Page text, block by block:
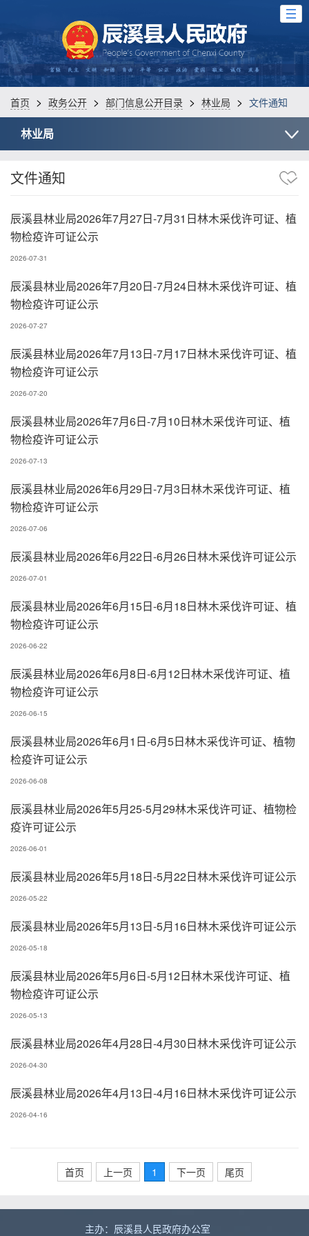
首页 > 政务公开 > 部门信息公开目录 > 林业局 > 文件通知
林业局
文件通知
辰溪县林业局2026年7月27日-7月31日林木采伐许可证、植
物检疫许可证公示
2026-07-31
辰溪县林业局2026年7月20日-7月24日林木采伐许可证、植
物检疫许可证公示
2026-07-27
辰溪县林业局2026年7月13日-7月17日林木采伐许可证、植
物检疫许可证公示
2026-07-20
辰溪县林业局2026年7月6日-7月10日林木采伐许可证、植
物检疫许可证公示
2026-07-13
辰溪县林业局2026年6月29日-7月3日林木采伐许可证、植
物检疫许可证公示
2026-07-06
辰溪县林业局2026年6月22日-6月26日林木采伐许可证公示
2026-07-01
辰溪县林业局2026年6月15日-6月18日林木采伐许可证、植
物检疫许可证公示
2026-06-22
辰溪县林业局2026年6月8日-6月12日林木采伐许可证、植
物检疫许可证公示
2026-06-15
辰溪县林业局2026年6月1日-6月5日林木采伐许可证、植物
检疫许可证公示
2026-06-08
辰溪县林业局2026年5月25-5月29林木采伐许可证、植物检
疫许可证公示
2026-06-01
辰溪县林业局2026年5月18日-5月22日林木采伐许可证公示
2026-05-22
辰溪县林业局2026年5月13日-5月16日林木采伐许可证公示
2026-05-18
辰溪县林业局2026年5月6日-5月12日林木采伐许可证、植
物检疫许可证公示
2026-05-13
辰溪县林业局2026年4月28日-4月30日林木采伐许可证公示
2026-04-30
辰溪县林业局2026年4月13日-4月16日林木采伐许可证公示
2026-04-16
首页 上一页 1 下一页 尾页
主办：辰溪县人民政府办公室